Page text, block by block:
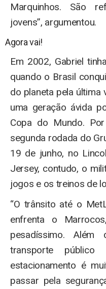
Marquinhos. São
jovens”, argumentou.
Agora vai!
Em 2002, Gabriel
quando o Brasil
do planeta pela última
uma geração ávida
Copa do Mundo.
segunda rodada do
19 de junho, no
Jersey, contudo, o
jogos e os treinos de
“O trânsito até o
enfrenta o
pesadíssimo.
transporte
estacionamento é
passar pela